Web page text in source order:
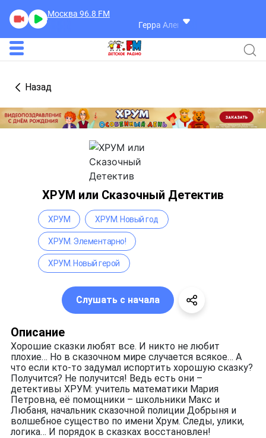
Москва 96.8 FM
Герра Александр
Назад
ХРУМ или Сказочный Детектив
Описание
Хорошие сказки любят все. И никто не любит
плохие… Но в сказочном мире случается всякое… А
что если кто-то задумал испортить хорошую сказку?
Получится? Не получится! Ведь есть они –
детективы ХРУМ: учитель математики Мария
Петровна, её помощники – школьники Макс и
Любаня, начальник сказочной полиции Добрыня и
волшебное существо по имени Хрум. Следы, улики,
логика… И порядок в сказках восстановлен!
ХРУМ ХРУМ. Новый год
ХРУМ. Элементарно!
ХРУМ. Новый герой
Слушать с начала